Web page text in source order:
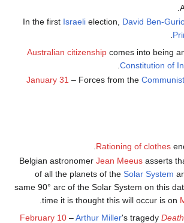
In the first Israeli election, David Ben-
.
Australian citizenshipcomes into being
Constitution of
January 31 – Forces from the
Rationing of clothes
Belgian astronomerJean Meeus asserts
of all the planets of theSolar System
same 90° arc of the Solar System on this
time it is thought this will occur is on
February 10–Arthur Miller's tragedy